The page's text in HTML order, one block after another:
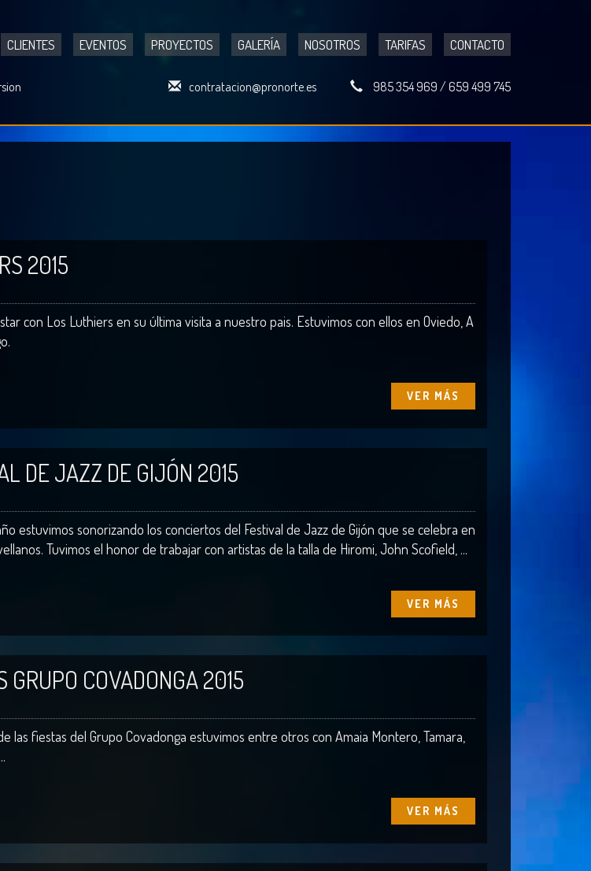
CLIENTES EVENTOS PROYECTOS GALERÍA NOSOTROS TARIFAS CONTACTO
contratacion@pronorte.es 985 354 969 /659 499 745
2015
con Los Luthiers en su última visita a nuestro pais. Estuvimos con ellos en Oviedo, A
VER MÁS
DE JAZZ DE GIJÓN 2015
estuvimos sonorizando los conciertos del Festival de Jazz de Gijón que se celebra en
Tuvimos el honor de trabajar con artistas de la talla de Hiromi, John Scofield, ...
VER MÁS
GRUPO COVADONGA 2015
las fiestas del Grupo Covadonga estuvimos entre otros con Amaia Montero, Tamara,
VER MÁS